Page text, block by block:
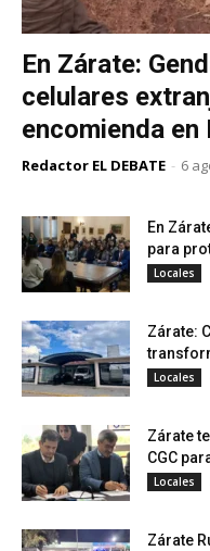
En Zárate:
celulares
encomienda en
Redactor EL DEBATE - 6
En
para
Locales
Zárate:
Locales
Zárate
CGC
Locales
Zárate